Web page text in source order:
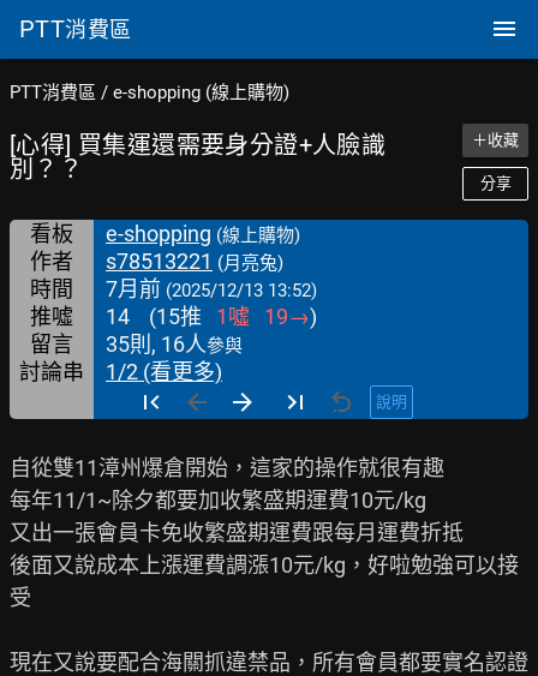
PTT消費區
PTT消費區 / e-shopping (線上購物)
[心得] 買集運還需要身分證+人臉識
別？？
＋收藏
分享
看板 e-shopping (線上購物)
作者 s78513221 (月亮兔)
時間 7月前 (2025/12/13 13:52)
推噓 14 (15推 1噓 19→)
留言
35則, 16人參與
討論串 1/2 (看更多)
說明
自從雙11漳州爆倉開始，這家的操作就很有趣
每年11/1~除夕都要加收繁盛期運費10元/kg
又出一張會員卡免收繁盛期運費跟每月運費折抵
後面又說成本上漲運費調漲10元/kg，好啦勉強可以接
受
現在又說要配合海關抓違禁品，所有會員都要實名認證